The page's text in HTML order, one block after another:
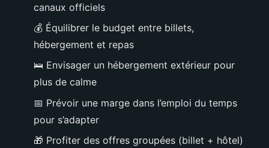
canaux officiels
💰 Équilibrer le budget entre billets,
hébergement et repas
🛌 Envisager un hébergement extérieur pour
plus de calme
📅 Prévoir une marge dans l’emploi du temps
pour s’adapter
🎁 Profiter des offres groupées (billet + hôtel)